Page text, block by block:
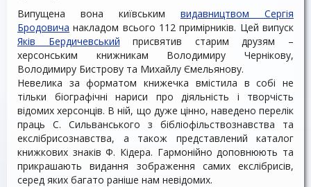
Випущена вона київським видавництвом Сергія
Бродовича накладом всього 112 примірників. Цей випуск
Яків Бердичевський присвятив старим друзям –
херсонським книжникам Володимиру Чернікову,
Володимиру Бистрову та Михайлу Ємельянову.
Невелика за форматом книжечка вмістила в собі не
тільки біографічні нариси про діяльність і творчість
відомих херсонців. В ній, що дуже цінно, наведено перелік
праць С. Сильванського з бібліофільствознавства та
екслібрисознавства, а також представлений каталог
книжкових знаків Ф. Кідера. Гармонійно доповнюють та
прикрашають видання зображення самих екслібрисів,
серед яких багато раніше нам невідомих.